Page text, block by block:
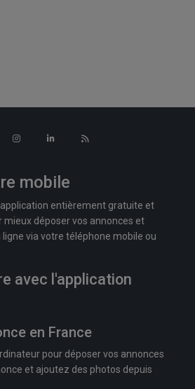
mobile
entièrement gratuite et
déposer vos annonces et
via votre téléphone mobile ou
avec l'application
en France
pour déposer vos annonces
et ajoutez des photos depuis